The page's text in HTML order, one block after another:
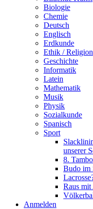
Biologie
Chemie
Deutsch
Englisch
Erdkunde
Ethik / Religion
Geschichte
Informatik
Latein
Mathematik
Musik
Physik
Sozialkunde
Spanisch
Sport
unserer
8.
Budo im
Raus
Anmelden